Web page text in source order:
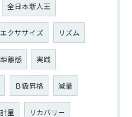
全日本新人王
エクササイズ リズム
距離感 実践
Ｂ級昇格 減量
計量 リカバリー